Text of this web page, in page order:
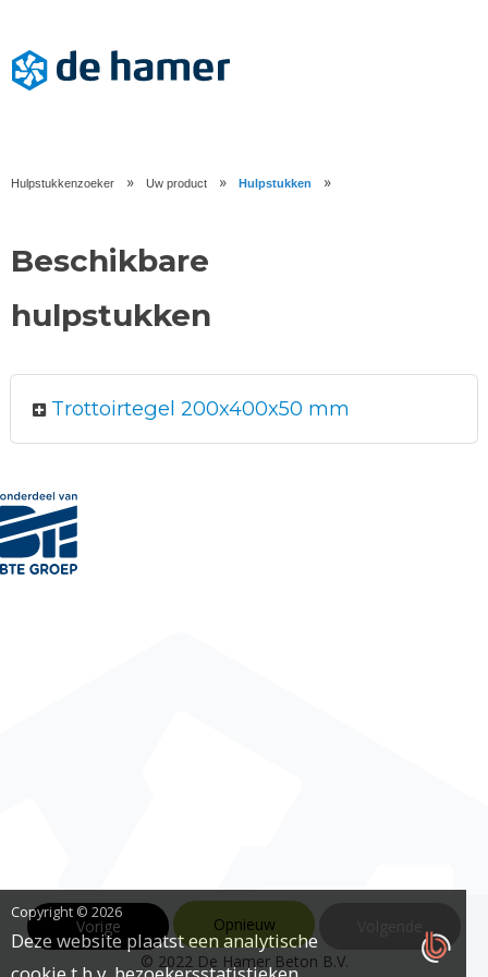
Hulpstukkenzoeker » Uw product » Hulpstukken »
Beschikbare
hulpstukken
Trottoirtegel 200x400x50 mm
Opnieuw
© 2022 De Hamer Beton B.V.
Vorige
Copyright © 2026
Deze website plaatst een analytische